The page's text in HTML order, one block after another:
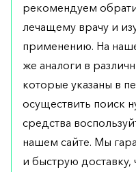
рекомендуем
лечащему врачу и
применению. На
же аналоги в
которые указаны в
осуществить поиск
средства
нашем сайте. Мы
и быструю